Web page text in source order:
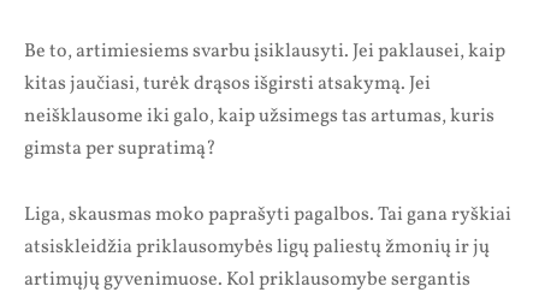
Be to, artimiesiems svarbu įsiklausyti. Jei paklausei, kaip
kitas jaučiasi, turėk drąsos išgirsti atsakymą. Jei
neišklausome iki galo, kaip užsimegs tas artumas, kuris
gimsta per supratimą?
Liga, skausmas moko paprašyti pagalbos. Tai gana ryškiai
atsiskleidžia priklausomybės ligų paliestų žmonių ir jų
artimųjų gyvenimuose. Kol priklausomybe sergantis